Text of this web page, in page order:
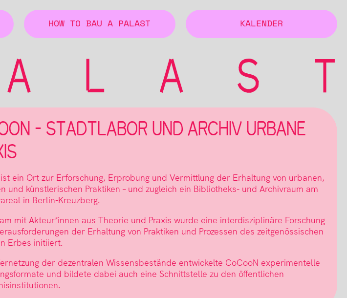
HOW TO BAU A PALAST KALENDER
– STADTLABOR UND ARCHIV URBANE
ein Ort zur Erforschung, Erprobung und Vermittlung der Erhaltung von urbanen,
und künstlerischen Praktiken – und zugleich ein Bibliotheks- und Archivraum am
in Berlin-Kreuzberg.
mit Akteur*innen aus Theorie und Praxis wurde eine interdisziplinäre Forschung
der Erhaltung von Praktiken und Prozessen des zeitgenössischen
Erbes initiiert.
der dezentralen Wissensbestände entwickelte CoCooN experimentelle
und bildete dabei auch eine Schnittstelle zu den öffentlichen